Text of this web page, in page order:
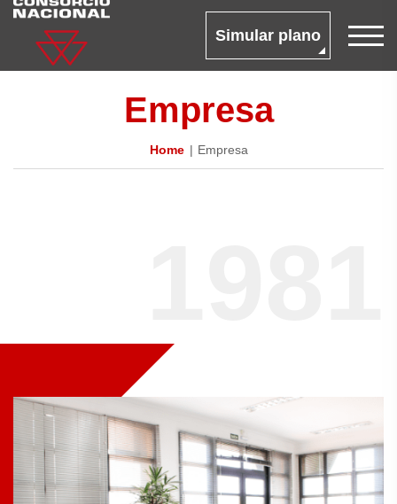
Simular plano
Empresa
Home Empresa